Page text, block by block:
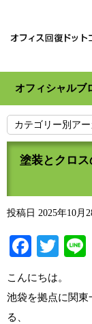
オフィシャルブ
カテゴリー別ア
塗装とクロ
投稿日 2025年10月
こんにちは。
池袋を拠点に関東
る、